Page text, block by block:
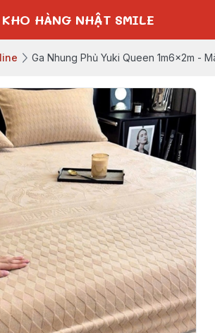
HÀNG NHẬT SMILE
Ga Nhung Phủ Yuki Queen 1m6x2m -